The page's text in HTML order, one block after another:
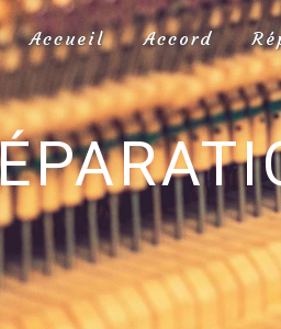
Accueil Accord